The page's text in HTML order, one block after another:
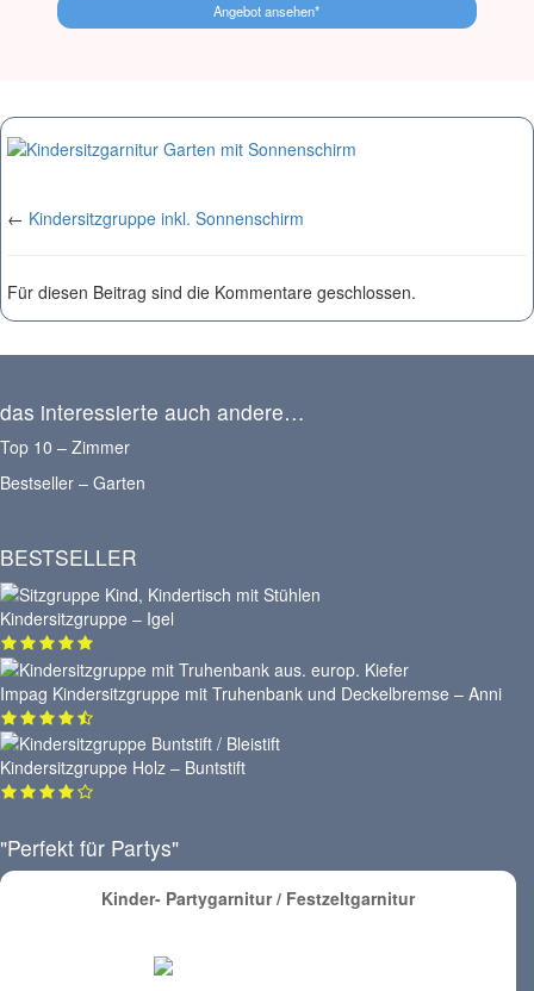
Angebot ansehen*
← Kindersitzgruppe inkl. Sonnenschirm
Für diesen Beitrag sind die Kommentare geschlossen.
das interessierte auch andere…
Top 10 – Zimmer
Bestseller – Garten
BESTSELLER
Kindersitzgruppe – Igel
Impag Kindersitzgruppe mit Truhenbank und Deckelbremse – Anni
Kindersitzgruppe Holz – Buntstift
"Perfekt für Partys"
Kinder- Partygarnitur / Festzeltgarnitur